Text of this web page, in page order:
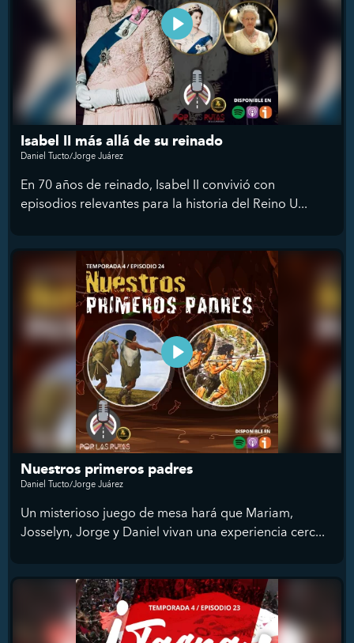
Isabel II más allá de su reinado
Daniel Tucto/Jorge Juárez
En 70 años de reinado, Isabel II convivió con
episodios relevantes para la historia del Reino U...
Nuestros primeros padres
Daniel Tucto/Jorge Juárez
Un misterioso juego de mesa hará que Mariam,
Josselyn, Jorge y Daniel vivan una experiencia cerc...